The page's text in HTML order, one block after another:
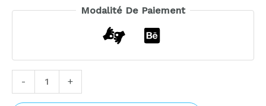
Modalité De Paiement
- +